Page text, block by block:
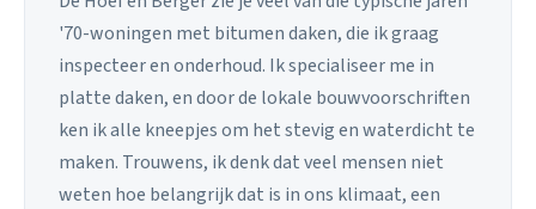
'70-woningen met bitumen daken, die ik graag
inspecteer en onderhoud. Ik specialiseer me in
platte daken, en door de lokale bouwvoorschriften
ken ik alle kneepjes om het stevig en waterdicht te
maken. Trouwens, ik denk dat veel mensen niet
weten hoe belangrijk dat is in ons klimaat, een